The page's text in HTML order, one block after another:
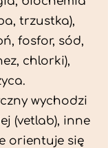
trzustka),
fosfor, sód,
chlorki),
wychodzi
(vetlab), inne
orientuje się